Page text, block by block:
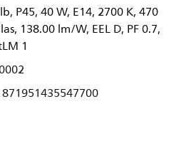
P45, 40 W, E14, 2700 K, 470
138.00 lm/W, EEL D, PF 0.7,
1
871951435547700